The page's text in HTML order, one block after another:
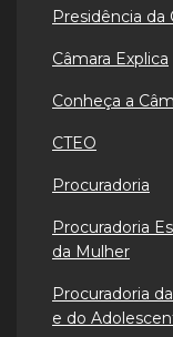
Presidência da
Câmara Explica
Conheça a
CTEO
Procuradoria
Procuradoria
da Mulher
Procuradoria
e do